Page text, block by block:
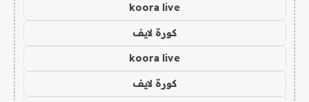
koora live
كورة لايف
koora live
كورة لايف